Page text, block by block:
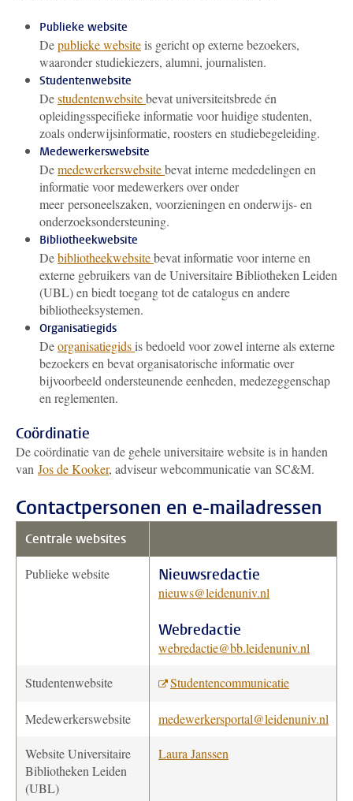
Publieke website
Depublieke websiteis gericht op externe bezoekers,
waaronder studiekiezers, alumni, journalisten.
Studentenwebsite
Destudentenwebsitebevat universiteitsbrede én
opleidingsspecifieke informatie voor huidige studenten,
zoals onderwijsinformatie, roosters en studiebegeleiding.
Medewerkerswebsite
Demedewerkerswebsitebevat interne mededelingen en
informatie voor medewerkers over onder
meer personeelszaken, voorzieningen en onderwijs- en
onderzoeksondersteuning.
Bibliotheekwebsite
Debibliotheekwebsitebevat informatie voor interne en
externe gebruikers van de Universitaire Bibliotheken Leiden
(UBL) en biedt toegang tot de catalogus en andere
bibliotheeksystemen.
Organisatiegids
Deorganisatiegidsis bedoeld voor zowel interne als externe
bezoekers en bevat organisatorische informatie over
bijvoorbeeld ondersteunende eenheden, medezeggenschap
en reglementen.
Coördinatie
De coördinatie van de gehele universitaire website is in handen
van Jos de Kooker, adviseur webcommunicatie van SC&M.
Contactpersonen en e-mailadressen
Centrale websites
Publieke website Nieuwsredactie
nieuws@leidenuniv.nl
Webredactie
webredactie@bb.leidenuniv.nl
Studentenwebsite Studentencommunicatie
Medewerkerswebsite medewerkersportal@leidenuniv.nl
Website Universitaire
Bibliotheken Leiden
(UBL)
Laura Janssen